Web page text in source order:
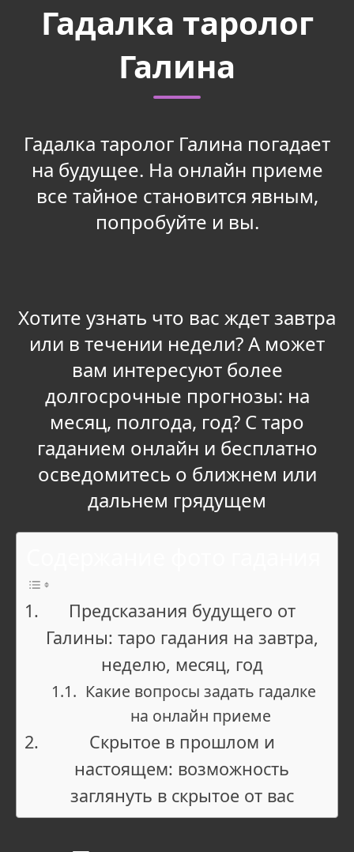
Гадалка таролог
Галина
Гадалка таролог Галина погадает
на будущее. На онлайн приеме
все тайное становится явным,
попробуйте и вы.
Хотите узнать что вас ждет завтра
или в течении недели? А может
вам интересуют более
долгосрочные прогнозы: на
месяц, полгода, год? С таро
гаданием онлайн и бесплатно
осведомитесь о ближнем или
дальнем грядущем
Предсказания будущего от
Галины: таро гадания на завтра,
неделю, месяц, год
Какие вопросы задать гадалке
на онлайн приеме
Скрытое в прошлом и
настоящем: возможность
заглянуть в скрытое от вас